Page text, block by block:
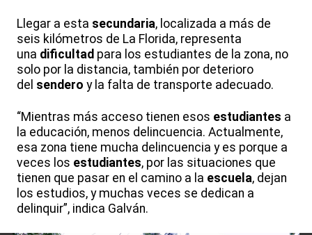
Llegar a esta secundaria, localizada a más de
seis kilómetros de La Florida, representa
una dificultad para los estudiantes de la zona, no
solo por la distancia, también por deterioro
del sendero y la falta de transporte adecuado.
“Mientras más acceso tienen esos estudiantes a
la educación, menos delincuencia. Actualmente,
esa zona tiene mucha delincuencia y es porque a
veces los estudiantes, por las situaciones que
tienen que pasar en el camino a la escuela, dejan
los estudios, y muchas veces se dedican a
delinquir”, indica Galván.